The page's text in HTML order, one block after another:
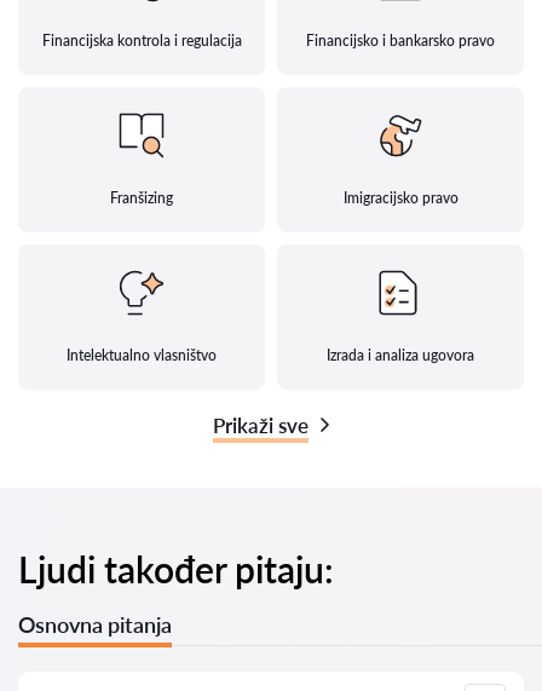
Financijska kontrola i regulacija Financijsko i bankarsko pravo
Franšizing Imigracijsko pravo
Intelektualno vlasništvo Izrada i analiza ugovora
Prikaži sve
Ljudi također pitaju:
Osnovna pitanja